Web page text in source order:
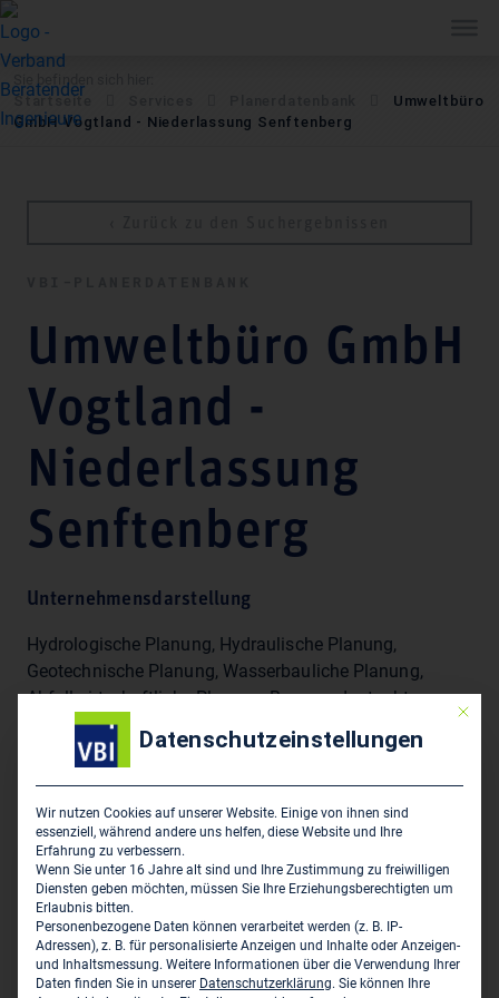
Sie befinden sich hier:
Startseite
Umweltbüro
GmbH Vogtland - Niederlassung Senftenberg
Umweltbüro GmbH
Vogtland -
Niederlassung
Senftenberg
Unternehmensdarstellung
Hydrologische Planung, Hydraulische Planung,
Geotechnische Planung, Wasserbauliche Planung,
Abfallwirtschaftliche Planung, Baugrundgutachten,
Grundwassererkundung, Altlastenerkundung,
Altlastensanierung, Ökoauditierung, Bodenphysikalische
Oberflächenwassermessnetze,
Sitz des Zweigbüros
Umweltbüro GmbH Vogtland - Niederlassung
Senftenberg
Knappenstr. 1
Mit
Datenschutzeinstellungen
Wir nutzen Cookies auf unserer Website. Einige von ihnen sind
essenziell, während andere uns helfen, diese Website und Ihre
Erfahrung zu verbessern.
Wenn Sie unter 16 Jahre alt sind und Ihre Zustimmung zu freiwilligen
Diensten geben möchten, müssen Sie Ihre Erziehungsberechtigten um
Erlaubnis bitten.
Personenbezogene Daten können verarbeitet werden (z. B. IP-
Adressen), z. B. für personalisierte Anzeigen und Inhalte oder Anzeigen-
und Inhaltsmessung. Weitere Informationen über die Verwendung Ihrer
Daten finden Sie in unserer Datenschutzerklärung. Sie können Ihre